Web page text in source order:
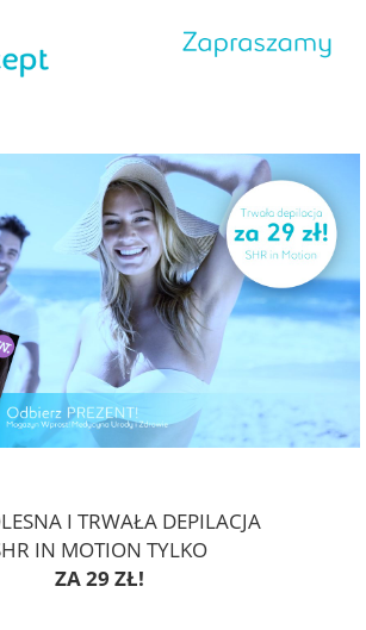
I TRWAŁA DEPILACJA
IN MOTION TYLKO
ZA 29 ZŁ!